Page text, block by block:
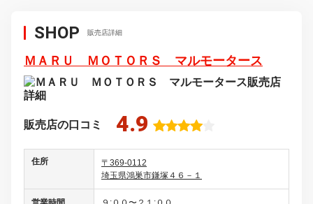
SHOP 販売店詳細
ＭＡＲＵ ＭＯＴＯＲＳ マルモータース
販売店の口コミ 4.9
住所
〒369-0112
埼玉県鴻巣市鎌塚４６－１